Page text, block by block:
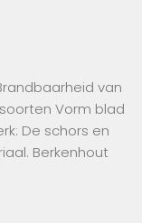
van
Vorm blad
De schors en
Berkenhout